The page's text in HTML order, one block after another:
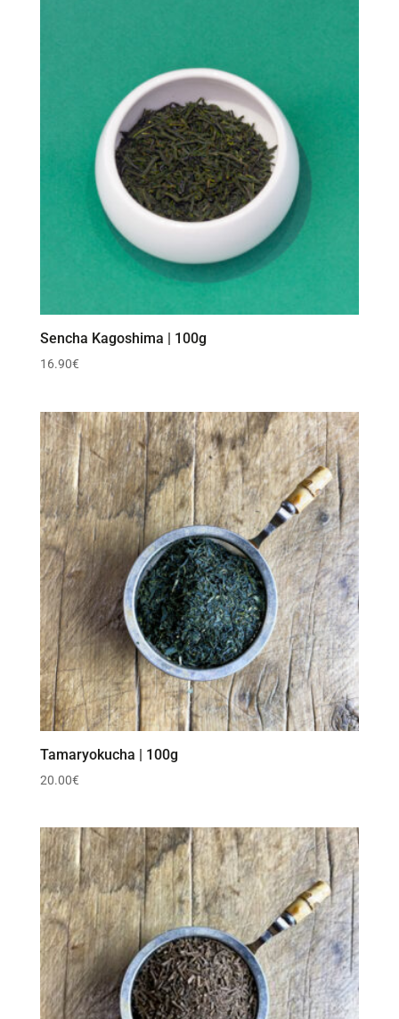
Sencha Kagoshima | 100g
16.90€
Tamaryokucha | 100g
20.00€